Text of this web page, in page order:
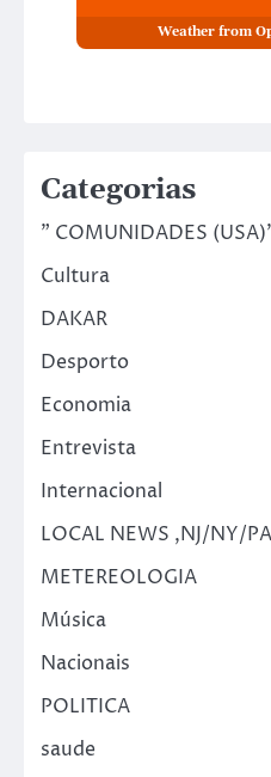
Weather from
Categorias
" COMUNIDADES
Cultura
DAKAR
Desporto
Economia
Entrevista
Internacional
LOCAL NEWS ,NJ/NY/
METEREOLOGIA
Música
Nacionais
POLITICA
saude